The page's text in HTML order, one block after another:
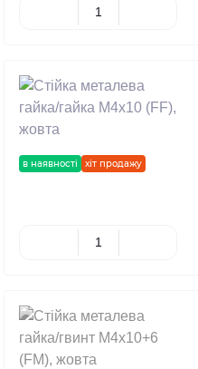
в наявності хіт продажу